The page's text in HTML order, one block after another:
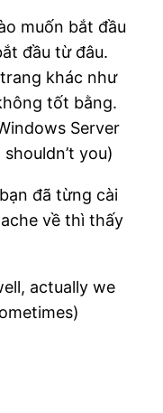
muốn bắt đầu
đầu từ đâu.
khác như
tốt bằng.
Server
you)
đã từng cài
về thì thấy
actually we